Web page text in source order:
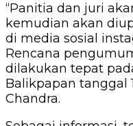
“Panitia dan juri
kemudian akan
di media sosial
Rencana
dilakukan tepat
Balikpapan tanggal
Chandra.